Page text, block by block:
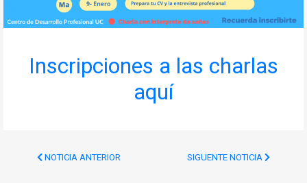
Inscripciones a las charlas
aquí
NOTICIA ANTERIOR SIGUENTE NOTICIA